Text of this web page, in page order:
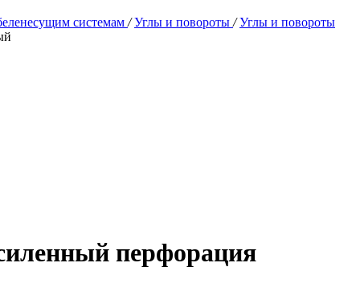
системам / Углы и повороты / Углы и повороты
перфорация